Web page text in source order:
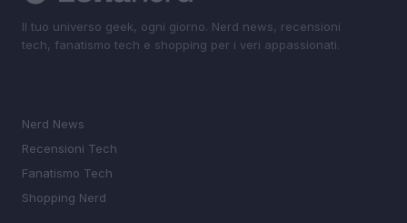
Il tuo universo geek, ogni giorno. Nerd news, recensioni
tech, fanatismo tech e shopping per i veri appassionati.
Nerd News
Recensioni Tech
Fanatismo Tech
Shopping Nerd